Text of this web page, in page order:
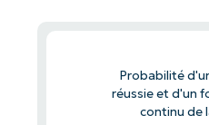
Probabilité
réussie et d'un
continu de